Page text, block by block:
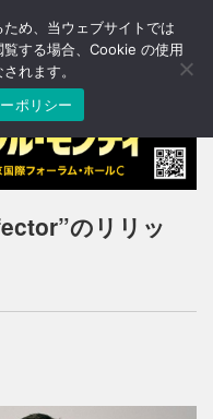
T
o
n
a
v
o
のリリッ
め、当ウェブサイトでは
する場合、Cookie の使用
れます。
ポリシー